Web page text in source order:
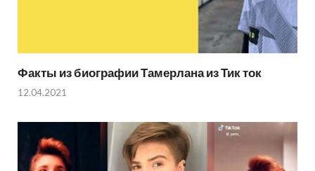
Факты из биографии Тамерлана из Тик ток
12.04.2021